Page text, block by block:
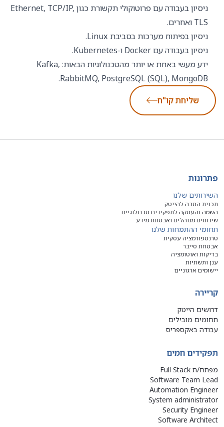
ניסיון בעבודה עם פרוטוקולי תקשורת כגון Ethernet, TCP/IP,
TLS ואחרים.
ניסיון בפיתוח מערכות בסביבת Linux.
ניסיון בעבודה עם Docker ו-Kubernetes.
ידע מעשי באחת או יותר מהטכנולוגיות הבאות: Kafka,
RabbitMQ, PostgreSQL (SQL), MongoDB.
שליחת קו"ח
פתרונות
השירותים שלנו
תכנית הסבה להייטק
השמה והעסקה לתפקידים טכנולוגיים
שירותים מנוהלים ואבטחת מידע
תחומי ההתמחות שלנו
טרנספורמציה עסקית
אבטחת סייבר
בדיקות ואוטומציה
ענן ותשתיות
יישומים ארגוניים
קריירה
דרושים הייטק
תחומים מובילים
עבודה באקספריס
תפקידים חמים
מפתח/ת Full Stack
Software Team Lead
Automation Engineer
System administrator
Security Engineer
Software Architect